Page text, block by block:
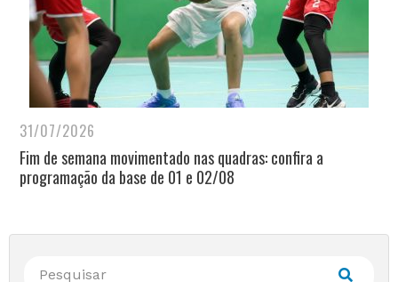
31/07/2026
Fim de semana movimentado nas quadras: confira a
programação da base de 01 e 02/08